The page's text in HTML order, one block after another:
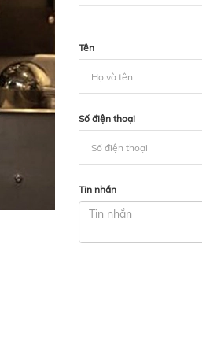
Tên
Số điện thoại
Tin nhắn